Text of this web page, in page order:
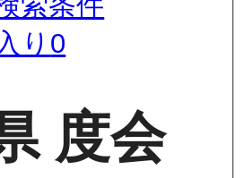
り 0
度会